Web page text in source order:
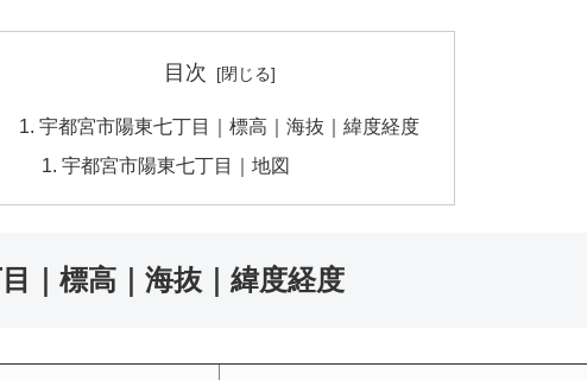
目次
宇都宮市陽東七丁目｜標高｜海抜｜緯度経度
宇都宮市陽東七丁目｜地図
｜標高｜海抜｜緯度経度